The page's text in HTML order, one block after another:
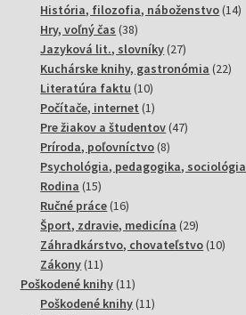
produkty
História, filozofia, náboženstvo 1414
Hry, voľný čas 3838
produktov
Jazyková lit., slovníky 2727
produktov
Kuchárske knihy, gastronómia 2222
Literatúra faktu 1010
produktov
Počítače, internet 11
produkt
Pre žiakov a študentov 4747
Príroda, poľovníctvo 88
produktov
Psychológia, pedagogika, sociológia
Rodina 1515
produktov
Ručné práce 1616
produktov
Šport, zdravie, medicína 2929
produktov
Záhradkárstvo, chovateľstvo 1010
Zákony 1111
produktov
Poškodené knihy 1111
produktov
Poškodené knihy 1111